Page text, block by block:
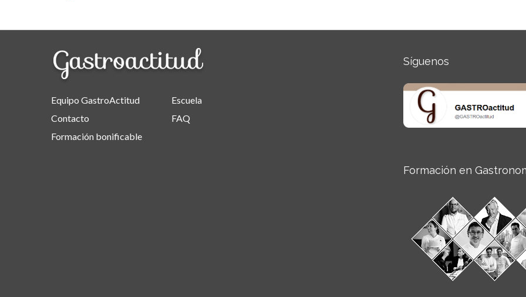
Equipo GastroActitud
Contacto
Formación bonificable
Escuela
FAQ
Síguenos
Formación en